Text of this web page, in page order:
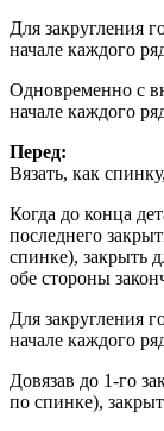
Для закругления
начале каждого
Одновременно с
начале каждого
Перед:
Вязать, как
Когда до конца
последнего
спинке), закрыть
обе стороны
Для закругления
начале каждого
Довязав до 1-го
по спинке),